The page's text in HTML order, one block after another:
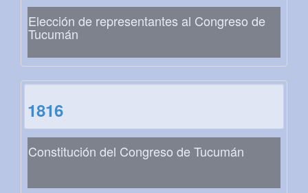
Elección de representantes al Congreso de
Tucumán
1816
Constitución del Congreso de Tucumán